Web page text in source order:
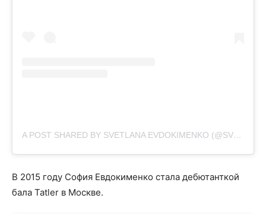
A POST SHARED BY SVETLANA EVDOKIMENKO (@SVETIKA)
В 2015 году София Евдокименко стала дебютанткой
бала Tatler в Москве.